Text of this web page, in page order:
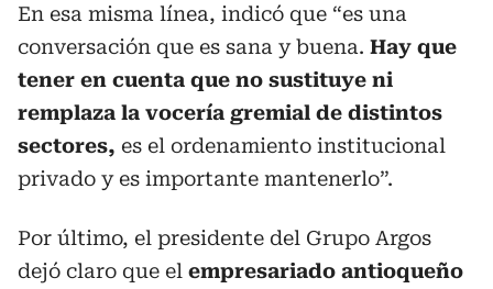
En esa misma línea, indicó que “es una
conversación que es sana y buena. Hay que
tener en cuenta que no sustituye ni
remplaza la vocería gremial de distintos
sectores, es el ordenamiento institucional
privado y es importante mantenerlo”.
Por último, el presidente del Grupo Argos
dejó claro que el empresariado antioqueño